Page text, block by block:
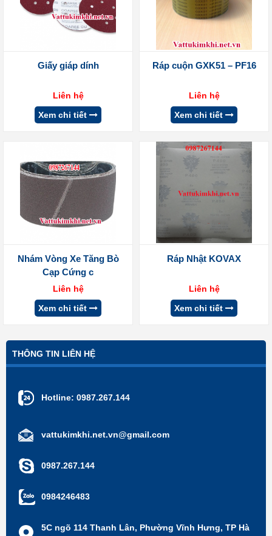
Giấy giáp dính
Liên hệ
Xem chi tiết
Ráp cuộn GXK51 – PF16
Liên hệ
Xem chi tiết
Nhám Vòng Xe Tăng Bò
Cạp Cứng c
Liên hệ
Xem chi tiết
Ráp Nhật KOVAX
Liên hệ
Xem chi tiết
THÔNG TIN LIÊN HỆ
Hotline: 0987.267.144
vattukimkhi.net.vn@gmail.com
0987.267.144
0984246483
5C ngõ 114 Thanh Lân, Phường Vĩnh Hưng, TP Hà